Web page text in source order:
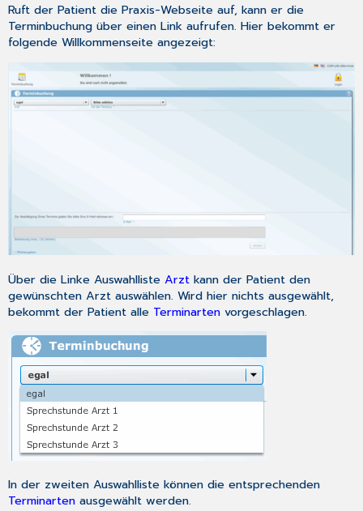
Ruft der Patient die Praxis-Webseite auf, kann er die
Terminbuchung über einen Link aufrufen. Hier bekommt er
folgende Willkommenseite angezeigt:
Über die Linke AuswahllisteArzt kann der Patient den
gewünschten Arzt auswählen. Wird hier nichts ausgewählt,
bekommt der Patient alle Terminarten vorgeschlagen.
In der zweiten Auswahlliste können die entsprechenden
Terminarten ausgewählt werden.